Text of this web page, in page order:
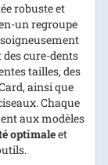
robuste et
un regroupe
soigneusement
cure-dents
tailles, des
ainsi que
Chaque
aux modèles
optimaleet